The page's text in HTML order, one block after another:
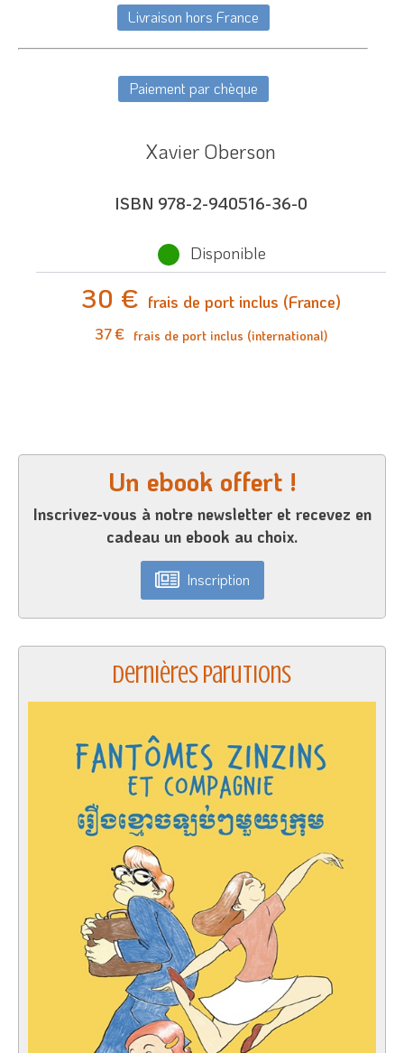
Livraison hors France
Paiement par chèque
Xavier Oberson
ISBN 978-2-940516-36-0
Disponible
30 € frais de port inclus (France)
37 € frais de port inclus (international)
Un ebook offert !
Inscrivez-vous à notre newsletter et recevez en
cadeau un ebook au choix.
Inscription
Dernières parutions